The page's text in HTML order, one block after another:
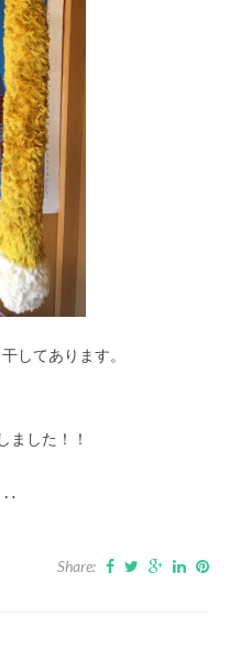
してあります。
ました！！
Share: